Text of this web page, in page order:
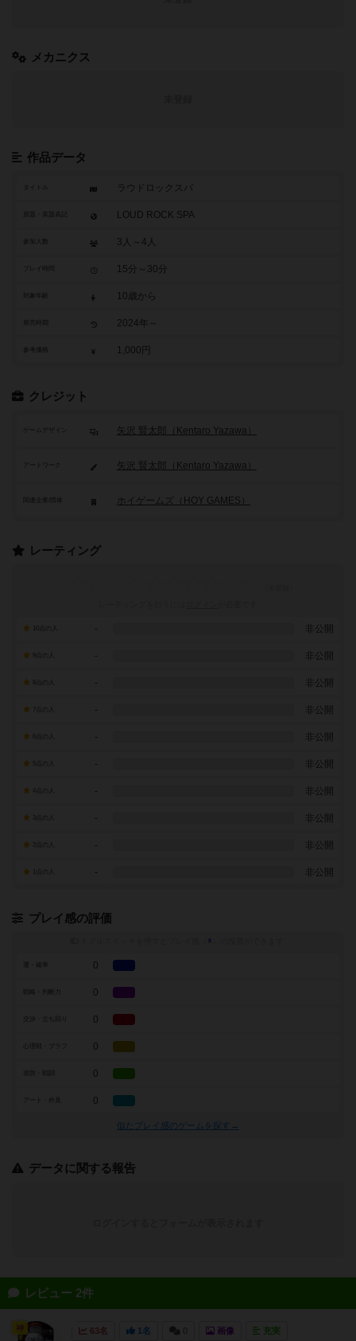
メカニクス
作品データ
タイトル ラウドロックスパ
LOUD ROCK SPA
参加人数 3人～4人
15分～30分
10歳から
2024年～
参考価格 1,000円
クレジット
ゲームデザイン 矢沢 賢太郎（Kentaro Yazawa）
アートワーク 矢沢 賢太郎（Kentaro Yazawa）
ホイゲームズ（HOY GAMES）
レーティング
- 非公開
- 非公開
- 非公開
7点の人 - 非公開
- 非公開
- 非公開
- 非公開
- 非公開
- 非公開
- 非公開
プレイ感の評価
※
0
戦略・判断力 0
0
0
0
アート・外見 0
似たプレイ感のゲームを探す→
データに関する報告
レビュー 2件
63名 1名 画像 充実
神